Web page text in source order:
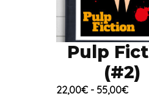
Pulp
(#2)
22,00€ - 55,00€